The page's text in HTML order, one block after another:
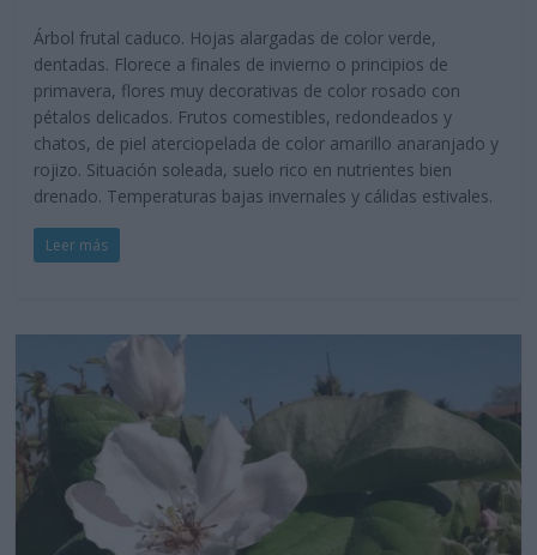
Árbol frutal caduco. Hojas alargadas de color verde,
dentadas. Florece a finales de invierno o principios de
primavera, flores muy decorativas de color rosado con
pétalos delicados. Frutos comestibles, redondeados y
chatos, de piel aterciopelada de color amarillo anaranjado y
rojizo. Situación soleada, suelo rico en nutrientes bien
drenado. Temperaturas bajas invernales y cálidas estivales.
Leer más